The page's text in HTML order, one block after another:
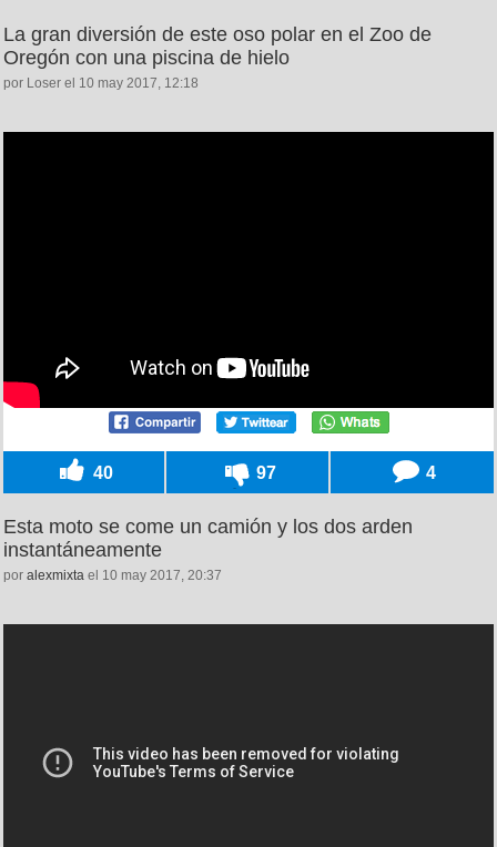
La gran diversión de este oso polar en el Zoo de
Oregón con una piscina de hielo
por Loser el 10 may 2017, 12:18
40 97 4
Esta moto se come un camión y los dos arden
instantáneamente
por alexmixta el 10 may 2017, 20:37